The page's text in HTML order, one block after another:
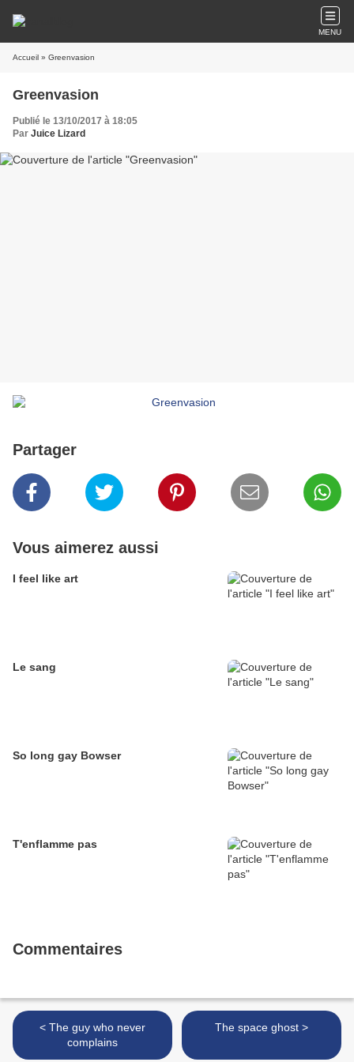
MENU
Accueil » Greenvasion
Greenvasion
Publié le 13/10/2017 à 18:05
Par Juice Lizard
Partager
Vous aimerez aussi
I feel like art
Le sang
So long gay Bowser
T'enflamme pas
Commentaires
< The guy who never
complains
The space ghost >